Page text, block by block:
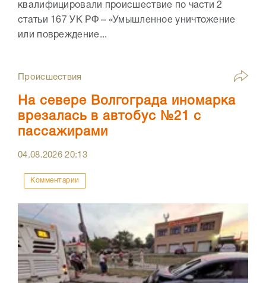
квалифицировали происшествие по части 2
статьи 167 УК РФ – «Умышленное уничтожение
или повреждение...
Происшествия
На севере Волгограда иномарка
врезалась в автобус №21 с
пассажирами
04.08.202620:13
Комментарии